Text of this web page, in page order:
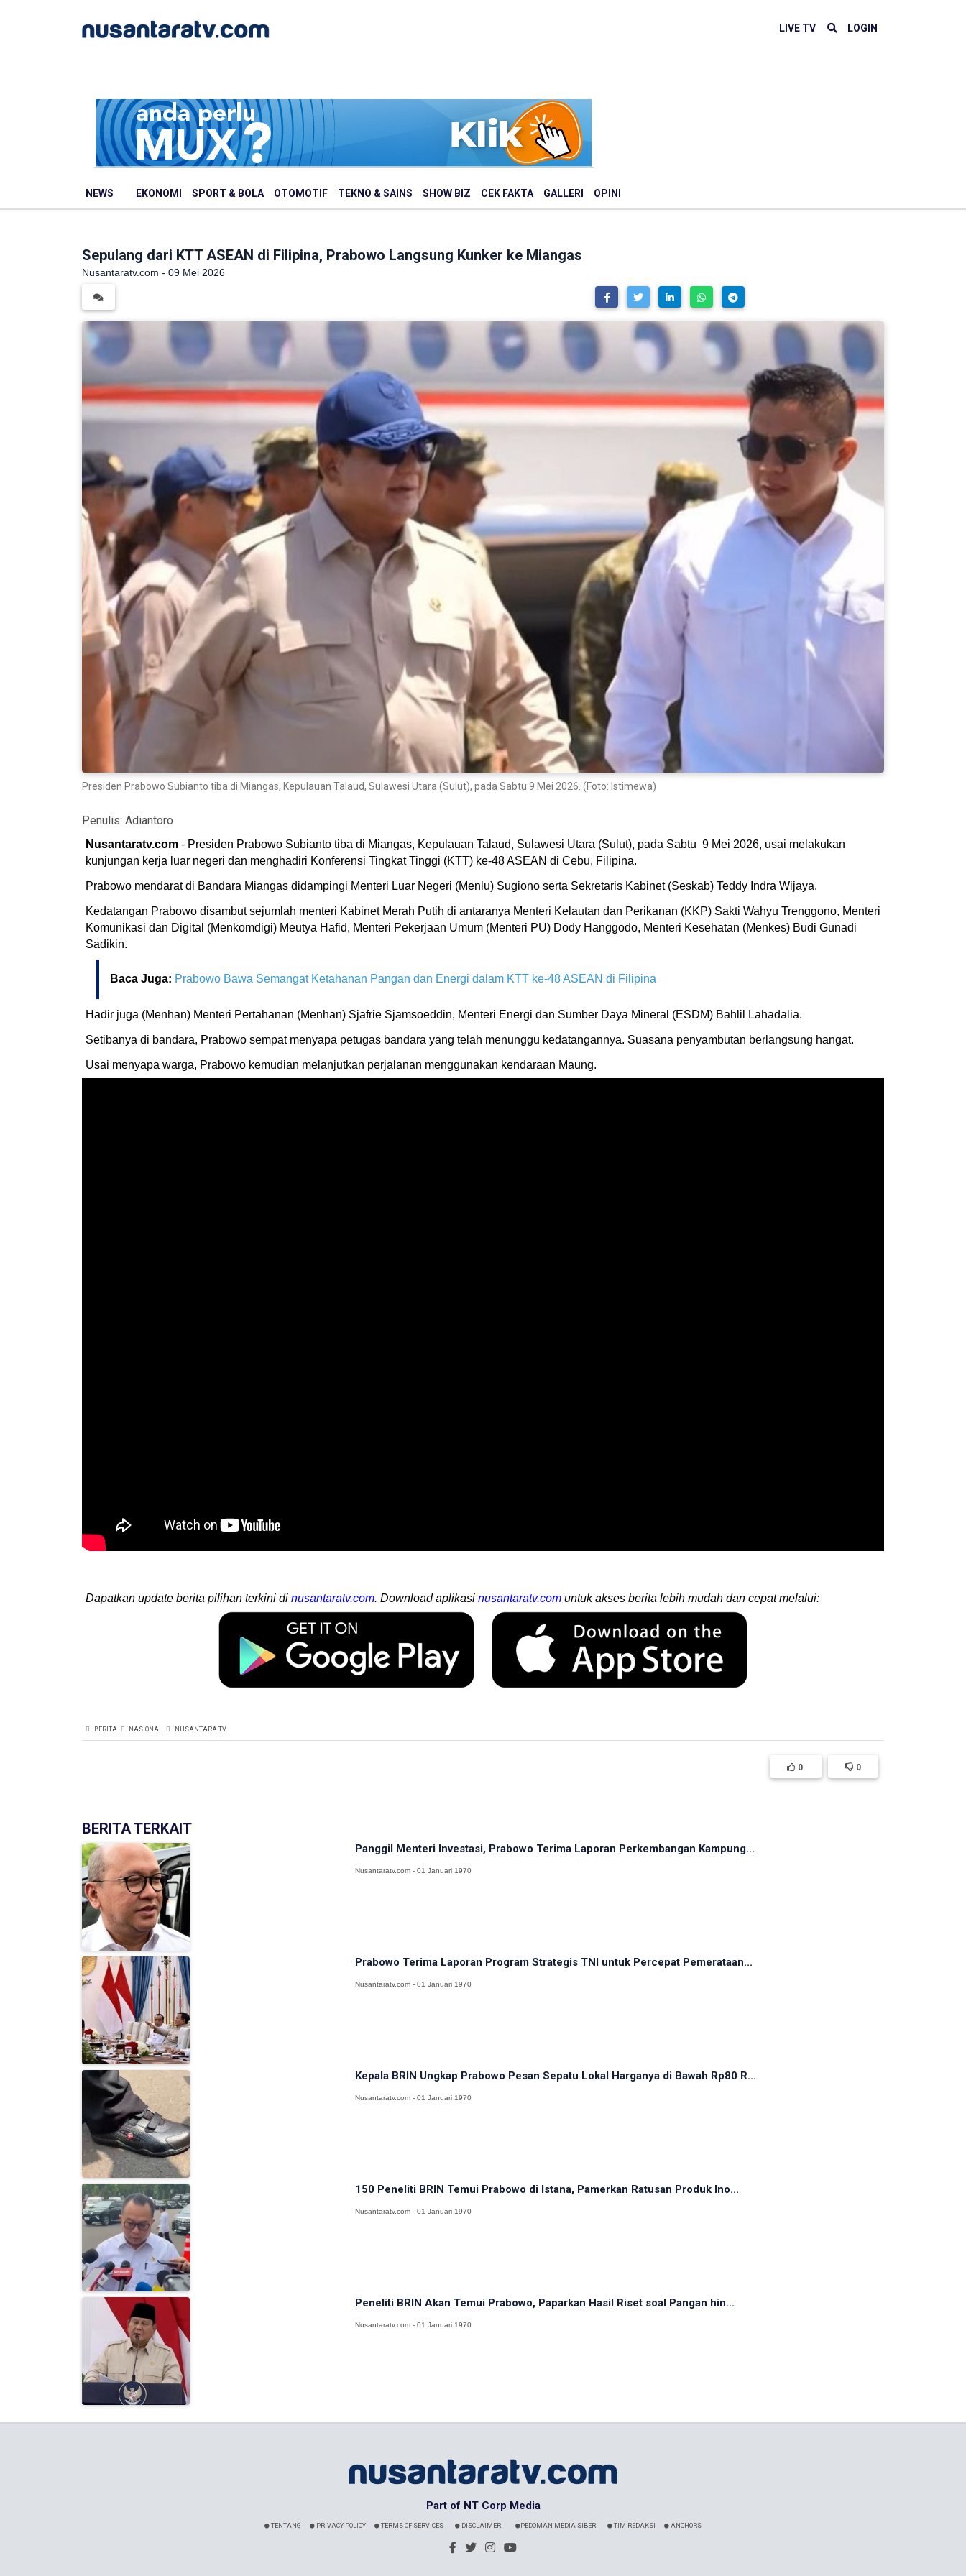
LIVE TV LOGIN
NEWS EKONOMI SPORT & BOLA OTOMOTIF TEKNO & SAINS SHOW BIZ CEK FAKTA GALLERI OPINI
Sepulang dari KTT ASEAN di Filipina, Prabowo Langsung Kunker ke Miangas
Nusantaratv.com - 09 Mei 2026
Presiden Prabowo Subianto tiba di Miangas, Kepulauan Talaud, Sulawesi Utara (Sulut), pada Sabtu 9 Mei 2026. (Foto: Istimewa)
Penulis: Adiantoro
Nusantaratv.com - Presiden Prabowo Subianto tiba di Miangas, Kepulauan Talaud, Sulawesi Utara (Sulut), pada Sabtu 9 Mei 2026, usai melakukan
kunjungan kerja luar negeri dan menghadiri Konferensi Tingkat Tinggi (KTT) ke-48 ASEAN di Cebu, Filipina.
Prabowo mendarat di Bandara Miangas didampingi Menteri Luar Negeri (Menlu) Sugiono serta Sekretaris Kabinet (Seskab) Teddy Indra Wijaya.
Kedatangan Prabowo disambut sejumlah menteri Kabinet Merah Putih di antaranya Menteri Kelautan dan Perikanan (KKP) Sakti Wahyu Trenggono, Menteri
Komunikasi dan Digital (Menkomdigi) Meutya Hafid, Menteri Pekerjaan Umum (Menteri PU) Dody Hanggodo, Menteri Kesehatan (Menkes) Budi Gunadi
Sadikin.
Baca Juga: Prabowo Bawa Semangat Ketahanan Pangan dan Energi dalam KTT ke-48 ASEAN di Filipina
Hadir juga (Menhan) Menteri Pertahanan (Menhan) Sjafrie Sjamsoeddin, Menteri Energi dan Sumber Daya Mineral (ESDM) Bahlil Lahadalia.
Setibanya di bandara, Prabowo sempat menyapa petugas bandara yang telah menunggu kedatangannya. Suasana penyambutan berlangsung hangat.
Usai menyapa warga, Prabowo kemudian melanjutkan perjalanan menggunakan kendaraan Maung.
Dapatkan update berita pilihan terkini di nusantaratv.com. Download aplikasi nusantaratv.com untuk akses berita lebih mudah dan cepat melalui:
BERITA NASIONAL NUSANTARA TV
0 0
BERITA TERKAIT
Panggil Menteri Investasi, Prabowo Terima Laporan Perkembangan Kampung...
Nusantaratv.com - 01 Januari 1970
Prabowo Terima Laporan Program Strategis TNI untuk Percepat Pemerataan...
Nusantaratv.com - 01 Januari 1970
Kepala BRIN Ungkap Prabowo Pesan Sepatu Lokal Harganya di Bawah Rp80 R...
Nusantaratv.com - 01 Januari 1970
150 Peneliti BRIN Temui Prabowo di Istana, Pamerkan Ratusan Produk Ino...
Nusantaratv.com - 01 Januari 1970
Peneliti BRIN Akan Temui Prabowo, Paparkan Hasil Riset soal Pangan hin...
Nusantaratv.com - 01 Januari 1970
Part of NT Corp Media
TENTANG PRIVACY POLICY TERMS OF SERVICES DISCLAIMER PEDOMAN MEDIA SIBER TIM REDAKSI ANCHORS